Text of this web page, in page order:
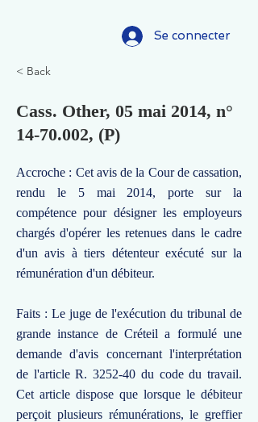
Se connecter
< Back
Cass. Other, 05 mai 2014, n°
14-70.002, (P)
Accroche : Cet avis de la Cour de cassation,
rendu le 5 mai 2014, porte sur la
compétence pour désigner les employeurs
chargés d'opérer les retenues dans le cadre
d'un avis à tiers détenteur exécuté sur la
rémunération d'un débiteur.
Faits : Le juge de l'exécution du tribunal de
grande instance de Créteil a formulé une
demande d'avis concernant l'interprétation
de l'article R. 3252-40 du code du travail.
Cet article dispose que lorsque le débiteur
perçoit plusieurs rémunérations, le greffier